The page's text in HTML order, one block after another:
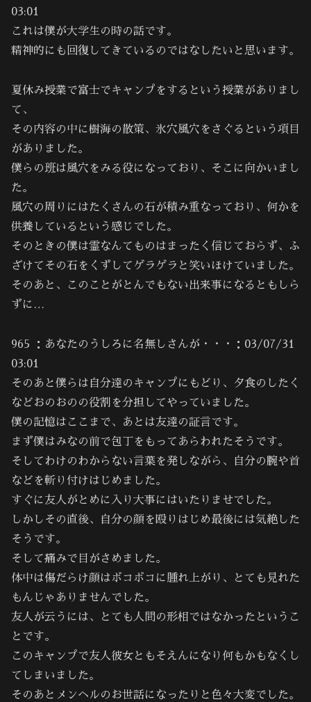
03:01
これは僕が大学生の時の話です。
精神的にも回復してきているのではなしたいと思います。
夏休み授業で富士でキャンプをするという授業がありまし
て、
その内容の中に樹海の散策、氷穴風穴をさぐるという項目
がありました。
僕らの班は風穴をみる役になっており、そこに向かいまし
た。
風穴の周りにはたくさんの石が積み重なっており、何かを
供養しているという感じでした。
そのときの僕は霊なんてものはまったく信じておらず、ふ
ざけてその石をくずしてゲラゲラと笑いほけていました。
そのあと、このことがとんでもない出来事になるともしら
ずに…
965 ：あなたのうしろに名無しさんが・・・：03/07/31
03:01
そのあと僕らは自分達のキャンプにもどり、夕食のしたく
などおのおのの役割を分担してやっていました。
僕の記憶はここまで、あとは友達の証言です。
まず僕はみなの前で包丁をもってあらわれたそうです。
そしてわけのわからない言葉を発しながら、自分の腕や首
などを斬り付けはじめました。
すぐに友人がとめに入り大事にはいたりませでした。
しかしその直後、自分の顔を殴りはじめ最後には気絶した
そうです。
そして痛みで目がさめました。
体中は傷だらけ顔はボコボコに腫れ上がり、とても見れた
もんじゃありませんでした。
友人が云うには、とても人間の形相ではなかったというこ
とです。
このキャンプで友人彼女ともそえんになり何もかもなくし
てしまいました。
そのあとメンヘルのお世話になったりと色々大変でした。